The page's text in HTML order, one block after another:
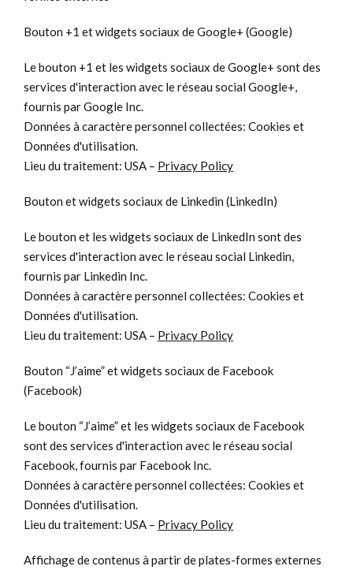
Bouton +1 et widgets sociaux de Google+ (Google)
Le bouton +1 et les widgets sociaux de Google+ sont des
services d'interaction avec le réseau social Google+,
fournis par Google Inc.
Données à caractère personnel collectées: Cookies et
Données d'utilisation.
Lieu du traitement: USA – Privacy Policy
Bouton et widgets sociaux de Linkedin (LinkedIn)
Le bouton et les widgets sociaux de LinkedIn sont des
services d'interaction avec le réseau social Linkedin,
fournis par Linkedin Inc.
Données à caractère personnel collectées: Cookies et
Données d'utilisation.
Lieu du traitement: USA – Privacy Policy
Bouton “J’aime” et widgets sociaux de Facebook
(Facebook)
Le bouton “J’aime” et les widgets sociaux de Facebook
sont des services d'interaction avec le réseau social
Facebook, fournis par Facebook Inc.
Données à caractère personnel collectées: Cookies et
Données d'utilisation.
Lieu du traitement: USA – Privacy Policy
Affichage de contenus à partir de plates-formes externes